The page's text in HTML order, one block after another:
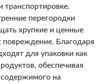
транспортировке.
перегородки
хрупкие и ценные
Благодаря
для упаковки как
обеспечивая
на